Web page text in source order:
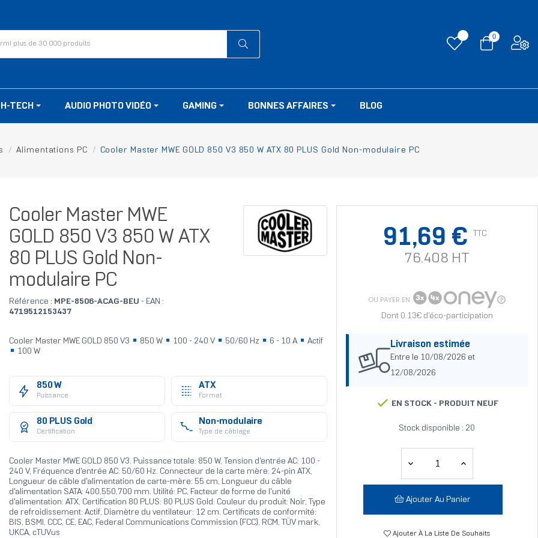
0
TECH AUDIO PHOTO VIDÉO GAMING BONNES AFFAIRES BLOG
Alimentations PC Cooler Master MWE GOLD 850 V3 850 W ATX 80 PLUS Gold Non-modulaire PC
Cooler Master MWE
GOLD 850 V3 850 W ATX
80 PLUS Gold Non-
modulaire PC
Référence : MPE-8506-ACAG-BEU - EAN :
4719512153437
Cooler Master MWE GOLD 850 V3 850 W 100 - 240 V 50/60 Hz 6 - 10 A
Actif
100 W
850 W
Puissance
ATX
Format
80 PLUS Gold
Certification
Non-modulaire
Type de câblage
Cooler Master MWE GOLD 850 V3. Puissance totale: 850 W, Tension d'entrée AC: 100 -
240 V, Fréquence d'entrée AC: 50/60 Hz. Connecteur de la carte mère: 24-pin ATX,
Longueur de câble d'alimentation de carte-mère: 55 cm, Longueur du câble
d'alimentation SATA: 400,550,700 mm. Utilité: PC, Facteur de forme de l'unité
d'alimentation: ATX, Certification 80 PLUS: 80 PLUS Gold. Couleur du produit: Noir, Type
de refroidissement: Actif, Diamètre du ventilateur: 12 cm. Certificats de conformité:
BIS, BSMI, CCC, CE, EAC, Federal Communications Commission (FCC), RCM, TÜV mark,
UKCA, cTUVus
91,69 € TTC
76.408 HT
OU PAYER EN
Dont 0.13€ d'éco-participation
Livraison estimée
Entre le 10/08/2026 et
12/08/2026
EN STOCK - PRODUIT NEUF
Stock disponible : 20
Ajouter Au Panier
Ajouter À La Liste De Souhaits